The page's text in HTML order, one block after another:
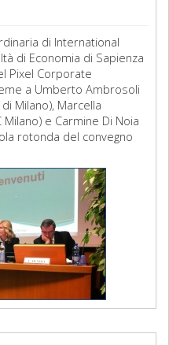
di International
di Economia di Sapienza
Pixel Corporate
a Umberto Ambrosoli
Milano), Marcella
e Carmine Di Noia
rotonda del convegno